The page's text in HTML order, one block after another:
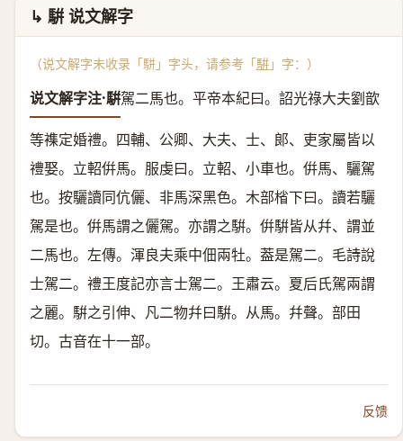
↳ 騈 说文解字
（说文解字未收录「駢」字头，请参考「騈 」字：）
说文解字注·騈駕二馬也。 平帝本紀曰。詔光祿大夫劉歆
等襍定婚禮。四輔、公卿、大夫、士、郞、吏家屬皆以
禮娶。立軺倂馬。服虔曰。立軺、小車也。倂馬、驪駕
也。按驪讀同伉儷、非馬深黑色。木部㮐下曰。讀若驪
駕是也。倂馬謂之儷駕。亦謂之騈。倂騈皆从幷、謂並
二馬也。左傳。渾良夫乘中佃兩牡。葢是駕二。毛詩說
士駕二。禮王度記亦言士駕二。王肅云。夏后氏駕兩謂
之麗。騈之引伸、凡二物幷曰騈。 从馬。幷聲。 部田
切。古音在十一部。
反馈